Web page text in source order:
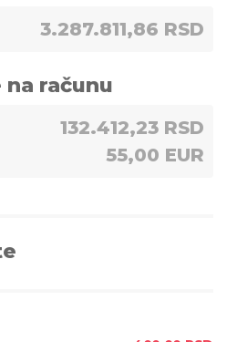
3.287.811,86 RSD
na računu
132.412,23 RSD
55,00 EUR